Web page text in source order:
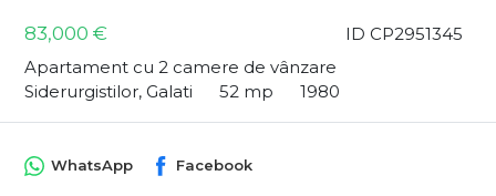
ID CP2951345
83,000 €
Apartament cu 2 camere de vânzare
Siderurgistilor, Galati
52 mp 1980
WhatsApp Facebook